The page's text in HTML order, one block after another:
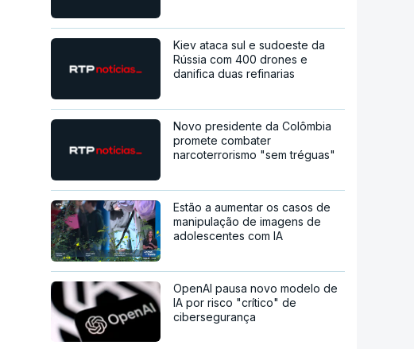
Kiev ataca sul e sudoeste da
Rússia com 400 drones e
danifica duas refinarias
Novo presidente da Colômbia
promete combater
narcoterrorismo "sem tréguas"
Estão a aumentar os casos de
manipulação de imagens de
adolescentes com IA
OpenAI pausa novo modelo de
IA por risco "crítico" de
cibersegurança